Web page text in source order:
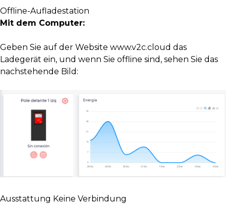
Offline-Aufladestation
Mit dem Computer:
Geben Sie auf der Website www.v2c.cloud das
Ladegerät ein, und wenn Sie offline sind, sehen Sie das
nachstehende Bild:
Ausstattung Keine Verbindung